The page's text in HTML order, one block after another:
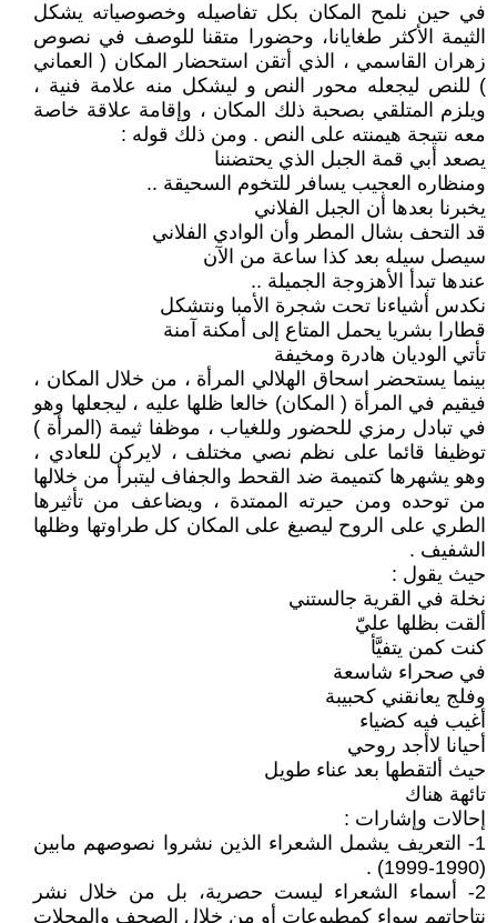
في حين نلمح المكان بكل تفاصيله وخصوصياته يشكل
الثيمة الأكثر طغايانا، وحضورا متقنا للوصف في نصوص
زهران القاسمي ، الذي أتقن استحضار المكان ( العماني
) للنص ليجعله محور النص و ليشكل منه علامة فنية ،
ويلزم المتلقي بصحبة ذلك المكان ، وإقامة علاقة خاصة
معه نتيجة هيمنته على النص . ومن ذلك قوله :
يصعد أبي قمة الجبل الذي يحتضننا
ومنظاره العجيب يسافر للتخوم السحيقة ..
يخبرنا بعدها أن الجبل الفلاني
قد التحف بشال المطر وأن الوادي الفلاني
سيصل سيله بعد كذا ساعة من الآن
عندها تبدأ الأهزوجة الجميلة ..
نكدس أشياءنا تحت شجرة الأمبا ونتشكل
قطارا بشريا يحمل المتاع إلى أمكنة آمنة
تأتي الوديان هادرة ومخيفة
بينما يستحضر اسحاق الهلالي المرأة ، من خلال المكان ،
فيقيم في المرأة ( المكان) خالعا ظلها عليه ، ليجعلها وهو
في تبادل رمزي للحضور وللغياب ، موظفا ثيمة (المرأة )
توظيفا قائما على نظم نصي مختلف ، لايركن للعادي ،
وهو يشهرها كتميمة ضد القحط والجفاف ليتبرأ من خلالها
من توحده ومن حيرته الممتدة ، ويضاعف من تأثيرها
الطري على الروح ليصبغ على المكان كل طراوتها وظلها
الشفيف .
حيث يقول :
نخلة في القرية جالستني
ألقت بظلها عليّ
كنت كمن يتفيَّأ
في صحراء شاسعة
وفلج يعانقني كحبيبة
أغيب فيه كضياء
أحيانا لاأجد روحي
حيث ألتقطها بعد عناء طويل
تائهة هناك
إحالات وإشارات :
1- التعريف يشمل الشعراء الذين نشروا نصوصهم مابين
(1990-1999) .
2- أسماء الشعراء ليست حصرية، بل من خلال نشر
نتاجاتهم سواء كمطبوعات أو من خلال الصحف والمجلات